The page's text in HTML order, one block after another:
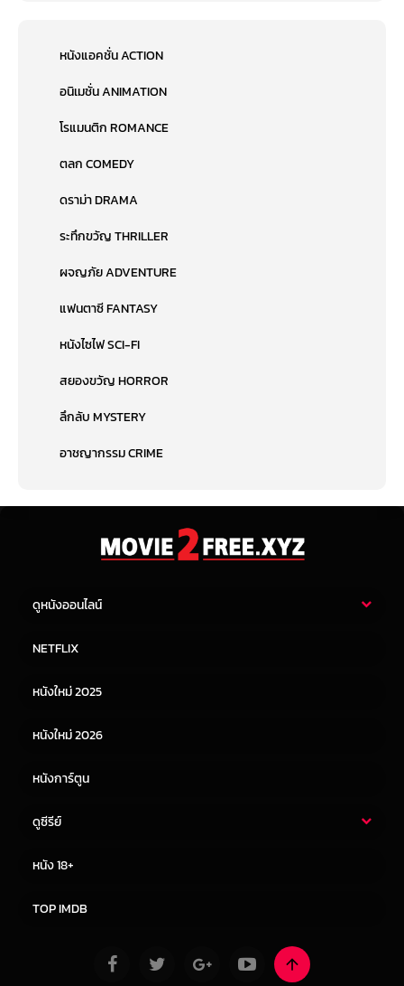
หนังแอคชั่น ACTION
อนิเมชั่น ANIMATION
โรแมนติก ROMANCE
ตลก COMEDY
ดราม่า DRAMA
ระทึกขวัญ THRILLER
ผจญภัย ADVENTURE
แฟนตาซี FANTASY
หนังไซไฟ SCI-FI
สยองขวัญ HORROR
ลึกลับ MYSTERY
อาชญากรรม CRIME
ดูหนังออนไลน์
หนังจีน
NETFLIX
หนังใหม่ 2025
หนังใหม่ 2026
หนังการ์ตูน
ดูซีรีย์
หนัง 18+
TOP IMDB